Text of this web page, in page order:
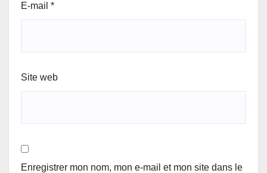
E-mail *
Site web
Enregistrer mon nom, mon e-mail et mon site dans le